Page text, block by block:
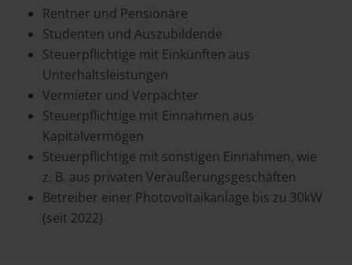
Rentner und Pensionäre
Studenten und Auszubildende
Steuerpflichtige mit Einkünften aus
Unterhaltsleistungen
Vermieter und Verpächter
Steuerpflichtige mit Einnahmen aus
Kapitalvermögen
Steuerpflichtige mit sonstigen Einnahmen, wie
z. B. aus privaten Veräußerungsgeschäften
Betreiber einer Photovoltaikanlage bis zu 30kW
(seit 2022)